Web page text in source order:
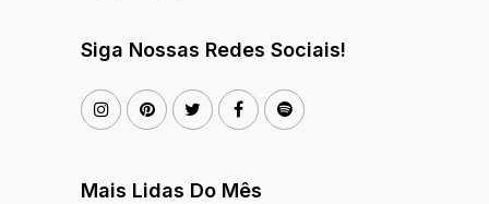
Siga Nossas Redes Sociais!
Mais Lidas Do Mês